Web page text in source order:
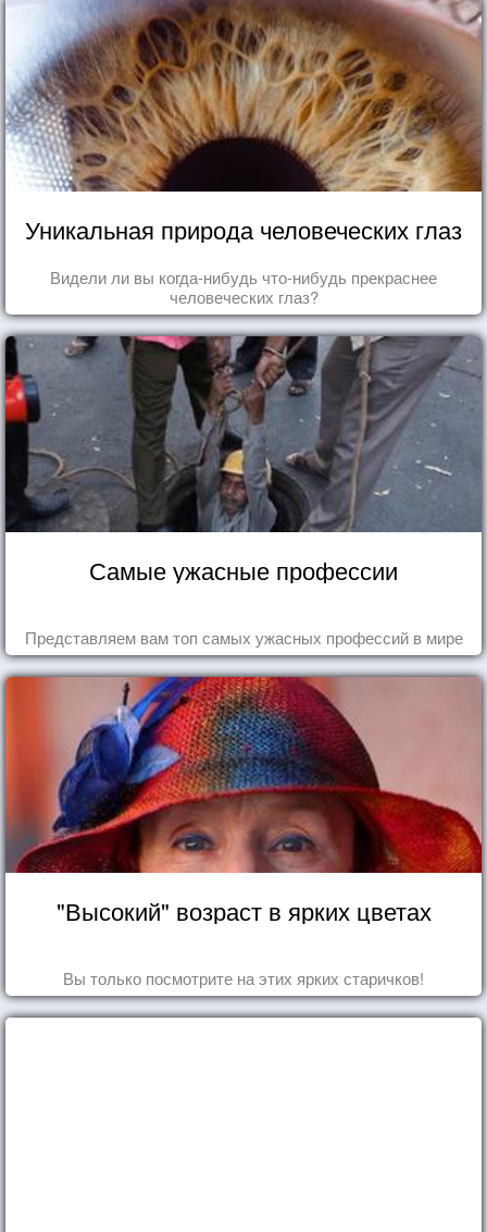
Уникальная природа человеческих глаз
Видели ли вы когда-нибудь что-нибудь прекраснее
человеческих глаз?
Самые ужасные профессии
Представляем вам топ самых ужасных профессий в мире
"Высокий" возраст в ярких цветах
Вы только посмотрите на этих ярких старичков!